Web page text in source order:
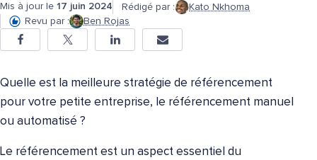
Mis à jour le 17 juin 2024 Rédigé par :
Kato Nkhoma
Revu par :
Ben Rojas
Quelle est la meilleure stratégie de référencement
pour votre petite entreprise, le référencement manuel
ou automatisé ?
Le référencement est un aspect essentiel du